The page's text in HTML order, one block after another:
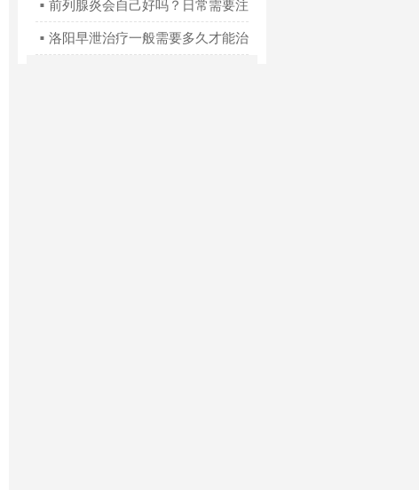
■ 前列腺炎会自己好吗？日常需要注
意什么
■ 洛阳早泄治疗一般需要多久才能治